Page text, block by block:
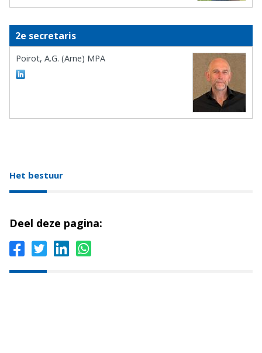
2e secretaris
Poirot, A.G. (Arne) MPA
Het bestuur
Deel deze pagina: